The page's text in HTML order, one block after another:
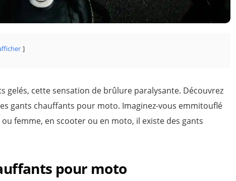
gelés, cette sensation de brûlure paralysante. Découvrez
gants chauffants pour moto. Imaginez-vous emmitouflé
femme, en scooter ou en moto, il existe des gants
pour moto